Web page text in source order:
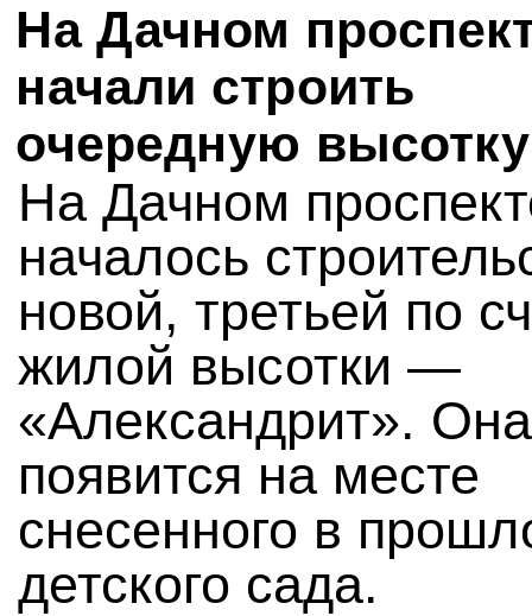
На Дачном
начали строить
очередную высотку
На Дачном
началось
новой, третьей по
жилой высотки —
«Александрит». Она
появится на месте
снесенного в
детского сада.